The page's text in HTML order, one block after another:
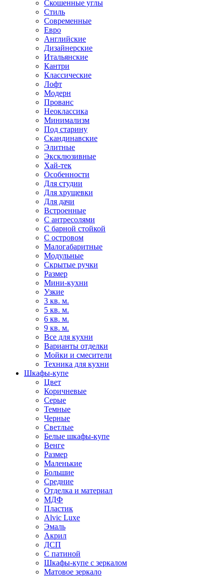
Скошенные углы
Стиль
Современные
Евро
Английские
Дизайнерские
Итальянские
Кантри
Классические
Лофт
Модерн
Прованс
Неоклассика
Минимализм
Под старину
Скандинавские
Элитные
Эксклюзивные
Хай-тек
Особенности
Для студии
Для хрущевки
Для дачи
Встроенные
С антресолями
С барной стойкой
С островом
Малогабаритные
Модульные
Скрытые ручки
Размер
Мини-кухни
Узкие
3 кв. м.
5 кв. м.
6 кв. м.
9 кв. м.
Все для кухни
Варианты отделки
Мойки и смесители
Техника для кухни
Шкафы-купе
Цвет
Коричневые
Серые
Темные
Черные
Светлые
Белые шкафы-купе
Венге
Размер
Маленькие
Большие
Средние
Отделка и материал
МДФ
Пластик
Alvic Luxe
Эмаль
Акрил
ДСП
С патиной
Шкафы-купе с зеркалом
Матовое зеркало